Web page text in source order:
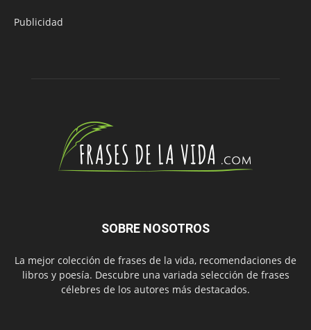
Publicidad
SOBRE NOSOTROS
La mejor colección de frases de la vida, recomendaciones de
libros y poesía. Descubre una variada selección de frases
célebres de los autores más destacados.